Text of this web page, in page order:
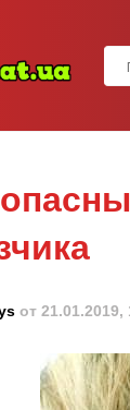
от 21.01.2019,